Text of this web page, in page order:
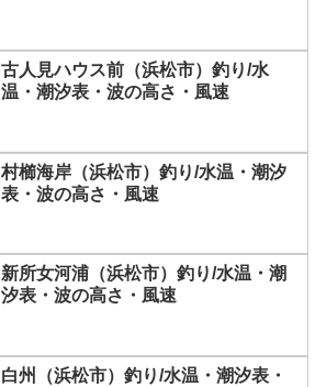
古人見ハウス前（浜松市）釣り/水
温・潮汐表・波の高さ・風速
村櫛海岸（浜松市）釣り/水温・潮汐
表・波の高さ・風速
新所女河浦（浜松市）釣り/水温・潮
汐表・波の高さ・風速
白州（浜松市）釣り/水温・潮汐表・